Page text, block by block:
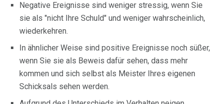
Negative Ereignisse sind weniger stressig, wenn Sie
sie als "nicht Ihre Schuld" und weniger wahrscheinlich,
wiederkehren.
In ähnlicher Weise sind positive Ereignisse noch süßer,
wenn Sie sie als Beweis dafür sehen, dass mehr
kommen und sich selbst als Meister Ihres eigenen
Schicksals sehen werden.